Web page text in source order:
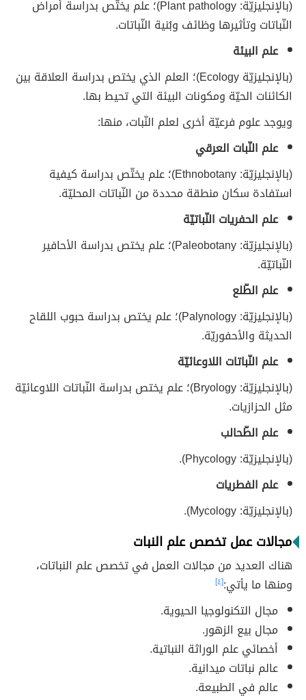
(بالإنجليزيّة: Plant pathology)؛ علم يختّص بدراسة أمراض
النّباتات وتأثيرها وظائف وبُنية النّباتات.
علم البيئة
(بالإنجليزيّة Ecology)؛ العلم الذي يختص بدراسة العلاقة بين
الكائنات الحيّة ومكونات البيئة التي تحيط بها.
ويوجد علوم فرعيّة أخرى لعلم النّبات، منها:
علم النّبات العرقي
(بالإنجليزيّة: Ethnobotany)؛ علم يختّص بدراسة كيفية
استفادة سكان منطقة محددة من النّباتات المحليّة.
علم الحفريات النّباتيّة
(بالإنجليزيّة: Paleobotany)؛ علم يختص بدراسة الأحافير
النّباتيّة.
علم الطّلع
(بالإنجليزيّة: Palynology)؛ علم يختص بدراسة حبوب اللقاح
الحديثة والأحفوريّة.
علم النّباتات اللاوعائيّة
(بالإنجليزيّة: Bryology)؛ علم يختص بدراسة النّباتات اللاوعائيّة
مثل الحزازيات.
علم الطّحالب
(بالإنجليزيّة: Phycology).
علم الفطريات
(بالإنجليزيّة: Mycology).
مجالات عمل تخصص علم النبات
هناك العديد من مجالات العمل في تخصص علم النباتات،
ومنها ما يأتي:[٤]
مجال التكنولوجيا الحيوية.
مجال بيع الزهور.
أخصائي علم الوراثة النباتية.
عالم نباتات ميدانية.
عالم في الطبيعة.